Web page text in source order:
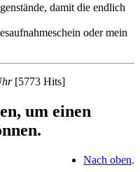
damit die endlich
oder mein
[5773 Hits]
um einen
Nach oben.